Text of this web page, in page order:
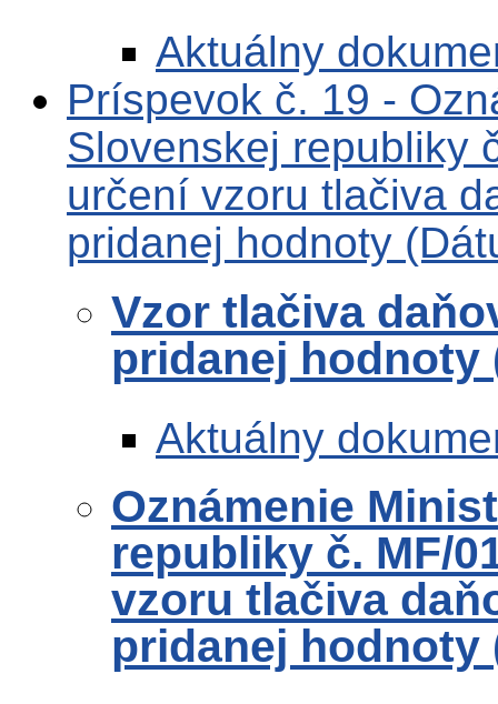
Aktuálny
Príspevok č. 19 -
Slovenskej republiky
určení vzoru tlačiva
pridanej hodnoty
Vzor tlačiva
pridanej hodnoty
Aktuálny
Oznámenie
republiky č. MF/
vzoru tlačiva
pridanej hodnoty